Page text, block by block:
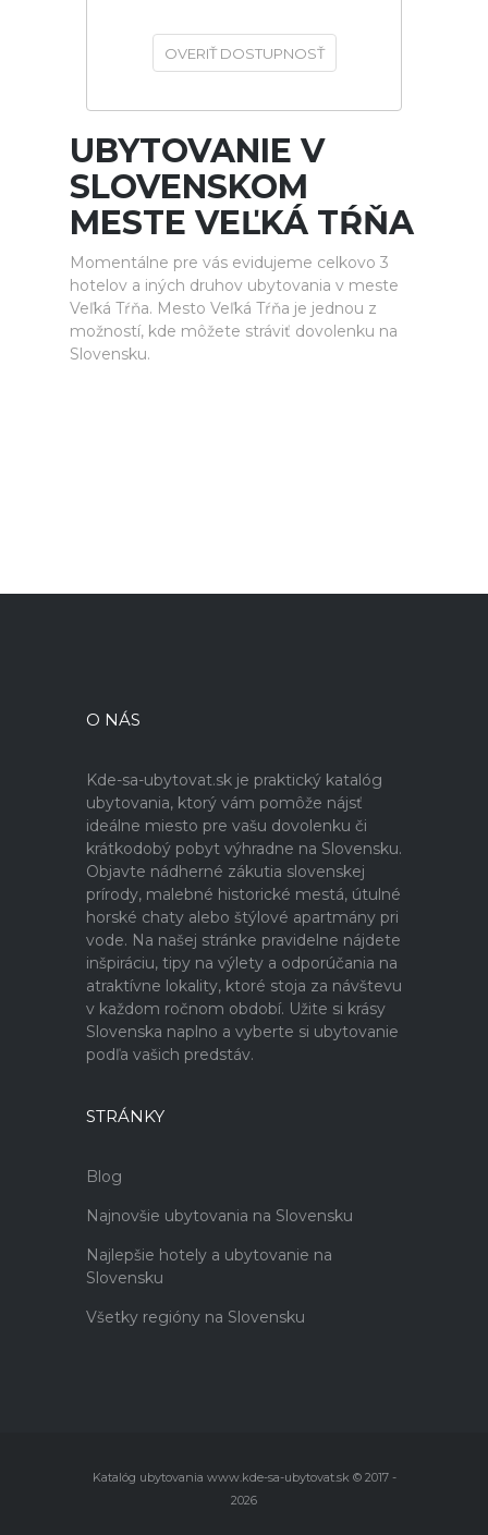
OVERIŤ DOSTUPNOSŤ
UBYTOVANIE V
SLOVENSKOM
MESTE VEĽKÁ TŔŇA
Momentálne pre vás evidujeme celkovo 3
hotelov a iných druhov ubytovania v meste
Veľká Tŕňa. Mesto Veľká Tŕňa je jednou z
možností, kde môžete stráviť dovolenku na
Slovensku.
O NÁS
Kde-sa-ubytovat.sk je praktický katalóg
ubytovania, ktorý vám pomôže nájsť
ideálne miesto pre vašu dovolenku či
krátkodobý pobyt výhradne na Slovensku.
Objavte nádherné zákutia slovenskej
prírody, malebné historické mestá, útulné
horské chaty alebo štýlové apartmány pri
vode. Na našej stránke pravidelne nájdete
inšpiráciu, tipy na výlety a odporúčania na
atraktívne lokality, ktoré stoja za návštevu
v každom ročnom období. Užite si krásy
Slovenska naplno a vyberte si ubytovanie
podľa vašich predstáv.
STRÁNKY
Blog
Najnovšie ubytovania na Slovensku
Najlepšie hotely a ubytovanie na
Slovensku
Všetky regióny na Slovensku
Katalóg ubytovania www.kde-sa-ubytovat.sk © 2017 -
2026